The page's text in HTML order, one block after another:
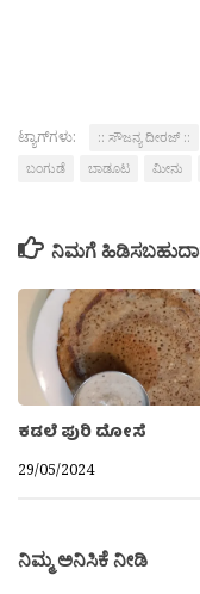
ಟ್ಯಾಗ್‌ಗಳು: :: ಸೌಜನ್ಯ ದೀರಜ್ ::
ಬಂಗುಡೆ
ಬಾಡೂಟ ಮೀನು
ನಿಮಗೆ
ಕಡಲೆ ಪುರಿ ದೋಸೆ
29/05/2024
ನಿಮ್ಮ ಅನಿಸಿಕೆ ನೀಡಿ